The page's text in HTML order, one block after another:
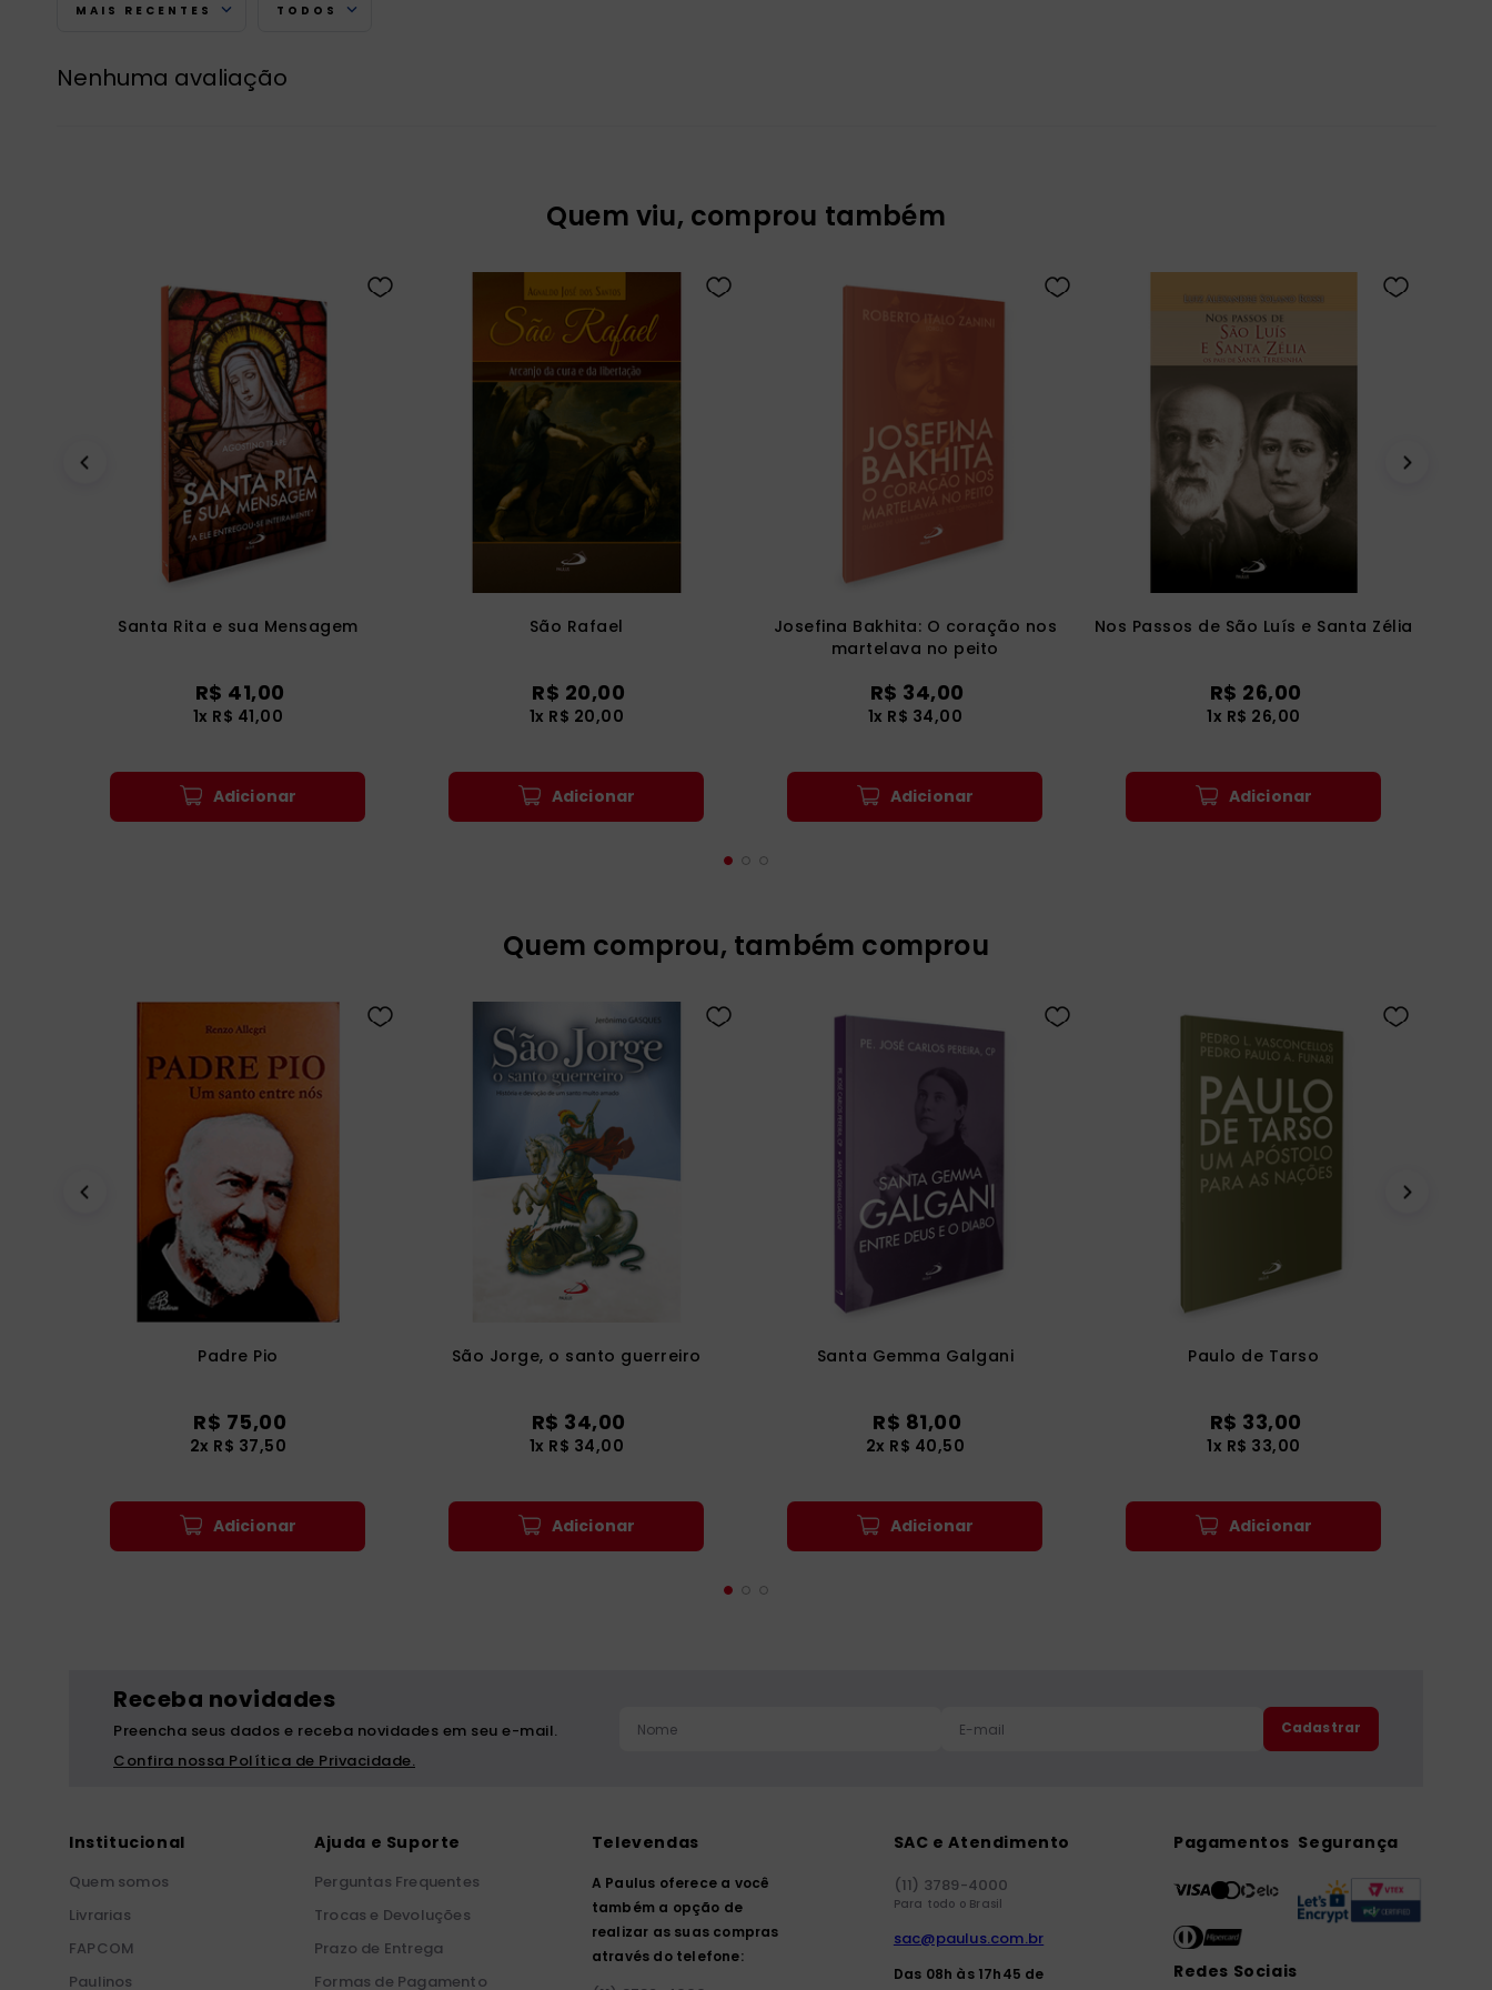
MAIS RECENTES TODOS
Nenhuma avaliação
Quem viu, comprou também
Santa Rita e sua Mensagem
R$ 41,00
1x R$ 41,00
Adicionar
São Rafael
R$ 20,00
1x R$ 20,00
Adicionar
Josefina Bakhita: O coração nos
martelava no peito
R$ 34,00
1x R$ 34,00
Adicionar
Nos Passos de São Luís e Santa Zélia
R$ 26,00
1x R$ 26,00
Adicionar
Quem comprou, também comprou
Padre Pio
R$ 75,00
2x R$ 37,50
Adicionar
São Jorge, o santo guerreiro
R$ 34,00
1x R$ 34,00
Adicionar
Santa Gemma Galgani
R$ 81,00
2x R$ 40,50
Adicionar
Paulo de Tarso
R$ 33,00
1x R$ 33,00
Adicionar
Receba novidades
Preencha seus dados e receba novidades em seu e-mail.
Confira nossa Política de Privacidade.
Cadastrar
Institucional
Quem somos
Livrarias
FAPCOM
Paulinos
Ajuda e Suporte
Perguntas Frequentes
Trocas e Devoluções
Prazo de Entrega
Formas de Pagamento
Televendas
A Paulus oferece a você
também a opção de
realizar as suas compras
através do telefone:
SAC e Atendimento
(11) 3789-4000
Para todo o Brasil
sac@paulus.com.br
Das 08h às 17h45 de
Pagamentos Segurança
Redes Sociais